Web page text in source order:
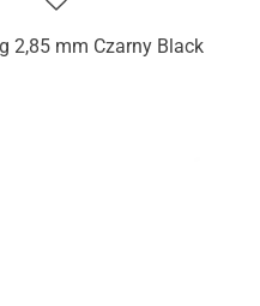
2,85 mm Czarny Black